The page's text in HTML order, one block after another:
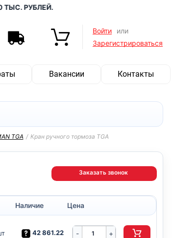
РУБЛЕЙ.
Войти
или
Зарегистрироваться
Вакансии Контакты
TGA / Кран ручного тормоза TGA
Заказать звонок
Наличие Цена
42 861.22 - +